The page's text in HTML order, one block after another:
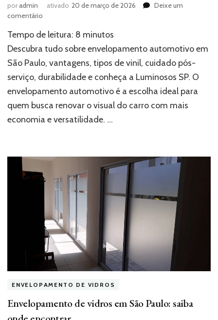
poradmin ativado 20 de março de 2026
Deixe um
comentário
automotivo:
conheça
melhor
serviço
SP
Tempo de leitura: 8 minutos
Descubra tudo sobre envelopamento automotivo em
São Paulo, vantagens, tipos de vinil, cuidado pós-
serviço, durabilidade e conheça a Luminosos SP. O
envelopamento automotivo é a escolha ideal para
quem busca renovar o visual do carro com mais
economia e versatilidade. …
ENVELOPAMENTO DE VIDROS
Envelopamento de vidros em São Paulo: saiba